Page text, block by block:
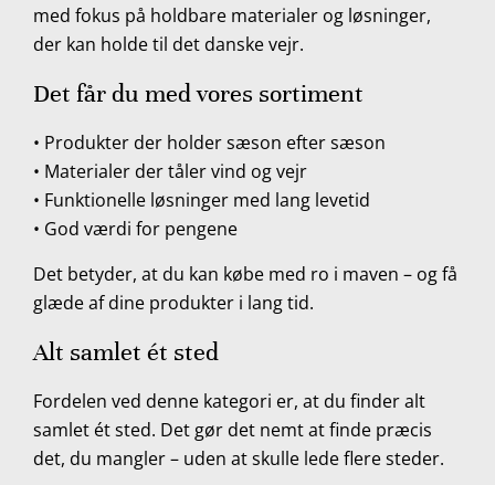
med fokus på holdbare materialer og løsninger,
der kan holde til det danske vejr.
Det får du med vores sortiment
• Produkter der holder sæson efter sæson
• Materialer der tåler vind og vejr
• Funktionelle løsninger med lang levetid
• God værdi for pengene
Det betyder, at du kan købe med ro i maven – og få
glæde af dine produkter i lang tid.
Alt samlet ét sted
Fordelen ved denne kategori er, at du finder alt
samlet ét sted. Det gør det nemt at finde præcis
det, du mangler – uden at skulle lede flere steder.